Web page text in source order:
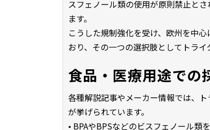
スフェノール類の使用が原則禁止と
ます。
こうした規制強化を受け、欧州を中
おり、その一つの選択肢としてトラ
食品・医療用途での
各種解説記事やメーカー情報では、
が挙げられています。
• BPAやBPSなどのビスフェノール類